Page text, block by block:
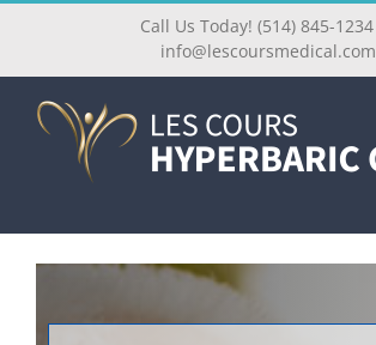
Call Us Today! (514) 845-1234
info@lescoursmedical.com